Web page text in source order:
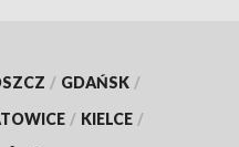
/ GDAŃSK /
/ KIELCE /